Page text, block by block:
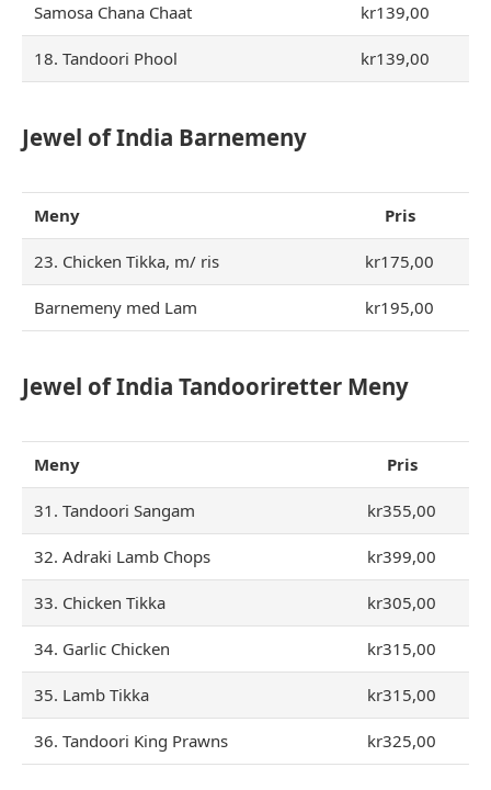
Samosa Chana Chaat kr139,00
18. Tandoori Phool kr139,00
Jewel of India Barnemeny
Meny Pris
23. Chicken Tikka, m/ ris kr175,00
Barnemeny med Lam kr195,00
Jewel of India Tandooriretter Meny
Meny Pris
31. Tandoori Sangam kr355,00
32. Adraki Lamb Chops kr399,00
33. Chicken Tikka kr305,00
34. Garlic Chicken kr315,00
35. Lamb Tikka kr315,00
36. Tandoori King Prawns kr325,00